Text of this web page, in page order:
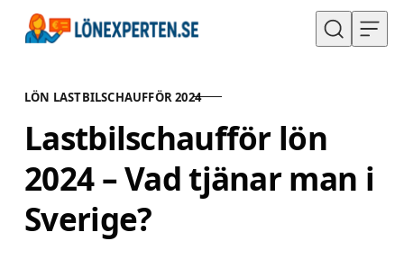
Hoppa till innehåll
KATEGORI
LÖN LASTBILSCHAUFFÖR 2024
Lastbilschaufför lön
2024 – Vad tjänar man i
Sverige?